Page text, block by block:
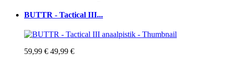
BUTTR - Tactical III...
59,99 € 49,99 €